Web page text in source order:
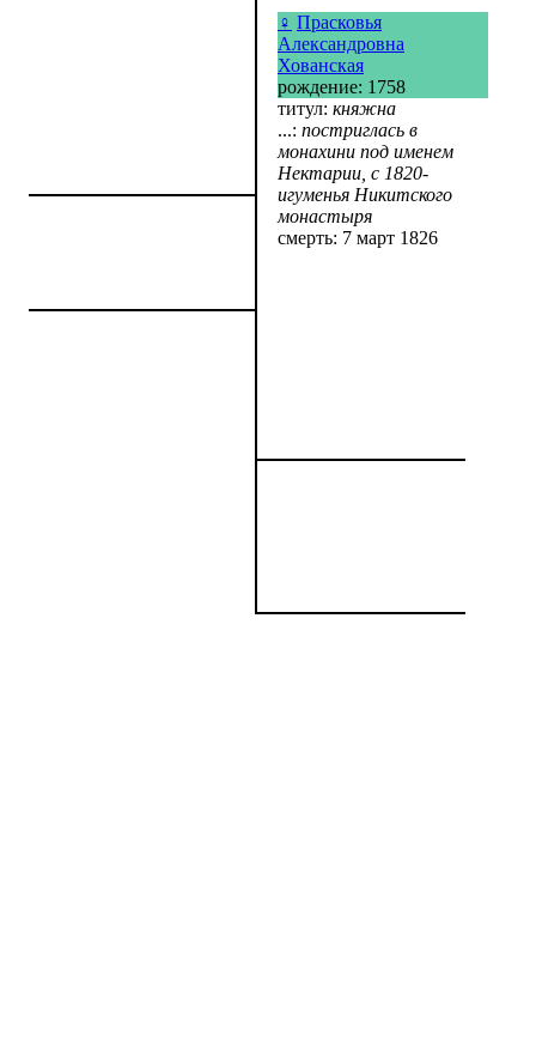
♀ Прасковья
Александровна
Хованская
рождение: 1758
титул: княжна
...: постриглась в
монахини под именем
Нектарии, с 1820-
игуменья Никитского
монастыря
смерть: 7 март 1826